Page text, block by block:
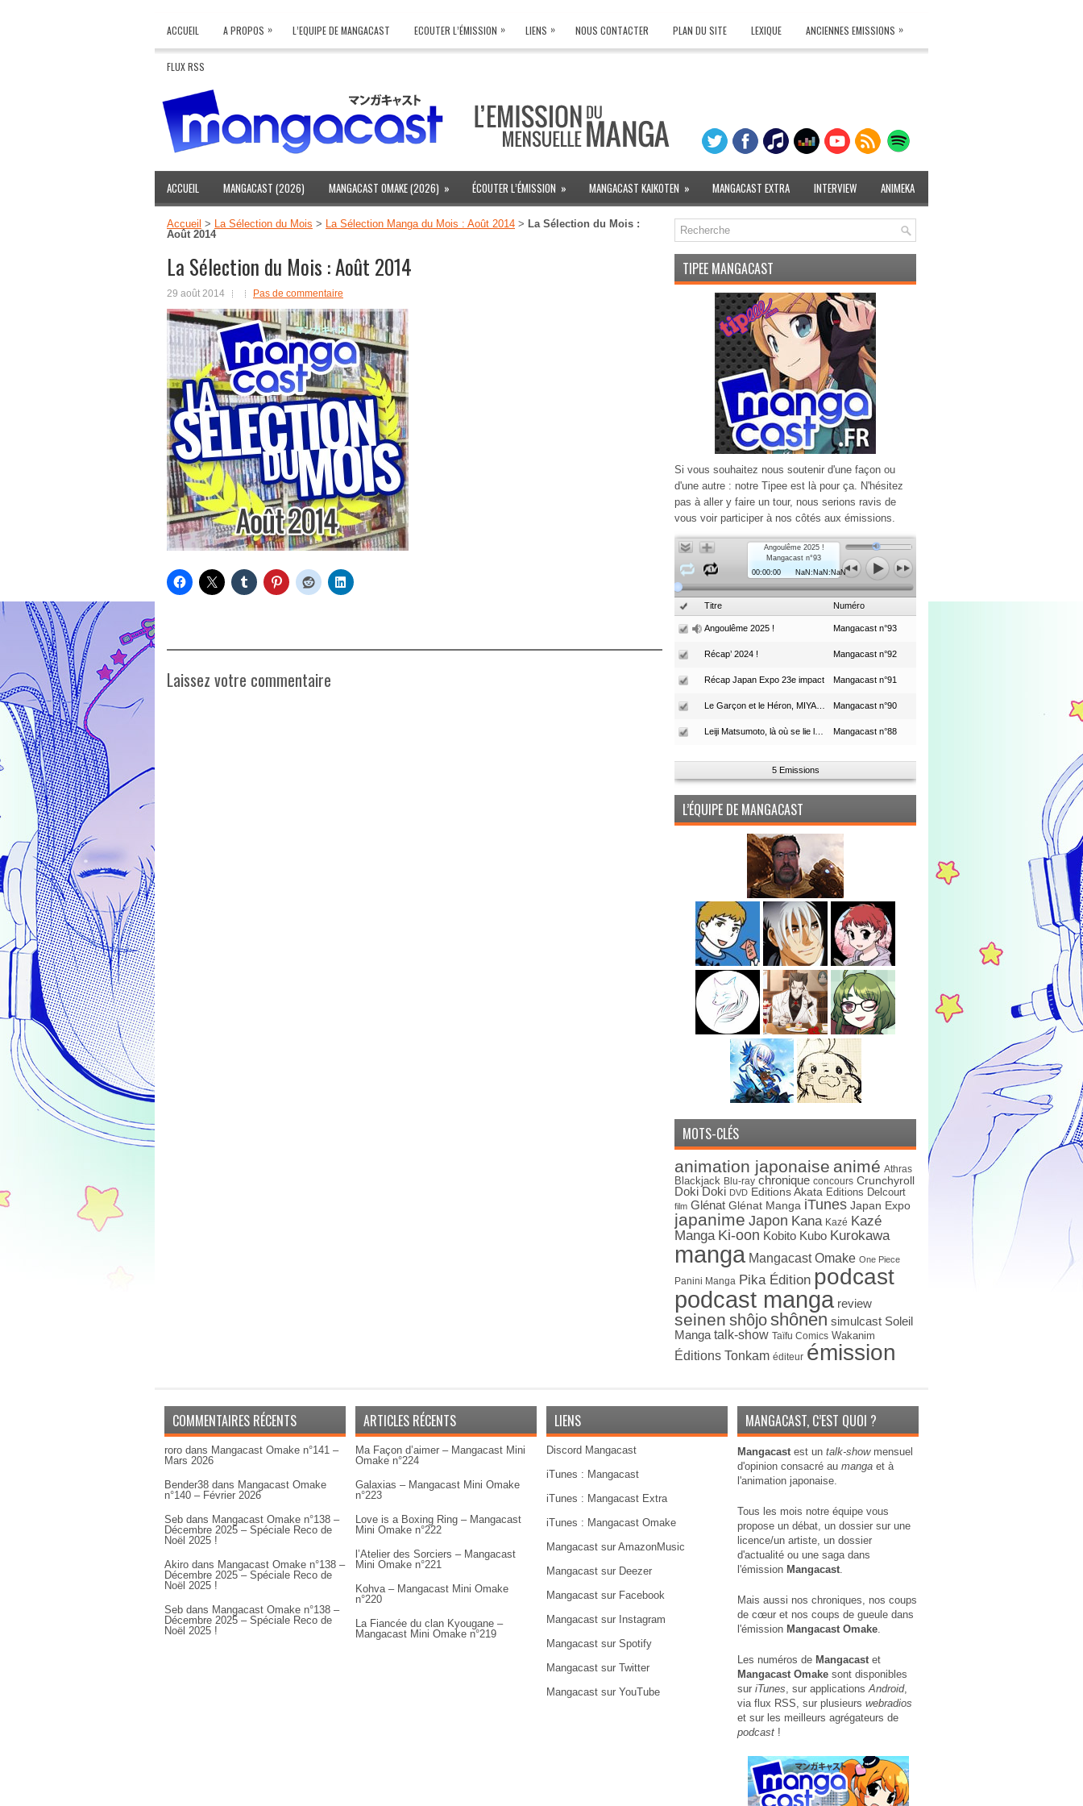
ACCUEIL A PROPOS » L’EQUIPE DE MANGACAST ECOUTER L’ÉMISSION » LIENS » NOUS CONTACTER PLAN DU SITE LEXIQUE ANCIENNES EMISSIONS »
FLUX RSS
ACCUEIL MANGACAST (2026) MANGACAST OMAKE (2026) » ÉCOUTER L’ÉMISSION » MANGACAST KAIKOTEN » MANGACAST EXTRA INTERVIEW ANIMEKA
Accueil > La Sélection du Mois > La Sélection Manga du Mois : Août 2014 > La Sélection du Mois :
Août 2014
La Sélection du Mois : Août 2014
29 août 2014 Pas de commentaire
Laissez votre commentaire
TIPEE MANGACAST
Si vous souhaitez nous soutenir d'une façon ou
d'une autre : notre Tipee est là pour ça. N'hésitez
pas à aller y faire un tour, nous serions ravis de
vous voir participer à nos côtés aux émissions.
Angoulême 2025 !
Mangacast n°93
00:00:00
NaN:NaN:NaN
Titre Numéro
Angoulême 2025 ! Mangacast n°93
Récap’ 2024 ! Mangacast n°92
Récap Japan Expo 23e impact Mangacast n°91
Mangacast n°90
Mangacast n°88
5 Emissions
L’ÉQUIPE DE MANGACAST
MOTS-CLÉS
animation japonaise animé Athras
Blackjack Blu-ray chronique concours Crunchyroll
Doki Doki DVD Editions Akata Editions Delcourt
film Glénat Glénat Manga iTunes Japan Expo
japanime Japon Kana Kazé Kazé
Manga Ki-oon Kobito Kubo Kurokawa
manga Mangacast Omake One Piece
Panini Manga Pika Édition podcast
podcast manga review
seinen shôjoshônen simulcast Soleil
Manga talk-show Taïfu Comics Wakanim
Éditions Tonkam éditeur émission
COMMENTAIRES RÉCENTS
roro dans Mangacast Omake n°141 –
Mars 2026
Bender38 dans Mangacast Omake
n°140 – Février 2026
Seb dans Mangacast Omake n°138 –
Décembre 2025 – Spéciale Reco de
Noël 2025 !
Akiro dans Mangacast Omake n°138 –
Décembre 2025 – Spéciale Reco de
Noël 2025 !
Seb dans Mangacast Omake n°138 –
Décembre 2025 – Spéciale Reco de
Noël 2025 !
ARTICLES RÉCENTS
Ma Façon d’aimer – Mangacast Mini
Omake n°224
Galaxias – Mangacast Mini Omake
n°223
Love is a Boxing Ring – Mangacast
Mini Omake n°222
l’Atelier des Sorciers – Mangacast
Mini Omake n°221
Kohva – Mangacast Mini Omake
n°220
La Fiancée du clan Kyougane –
Mangacast Mini Omake n°219
LIENS
Discord Mangacast
iTunes : Mangacast
iTunes : Mangacast Extra
iTunes : Mangacast Omake
Mangacast sur AmazonMusic
Mangacast sur Deezer
Mangacast sur Facebook
Mangacast sur Instagram
Mangacast sur Spotify
Mangacast sur Twitter
Mangacast sur YouTube
MANGACAST, C’EST QUOI ?
Mangacastest un talk-showmensuel
d'opinion consacré au manga et à
l'animation japonaise.
Tous les mois notre équipe vous
propose un débat, un dossier sur une
licence/un artiste, un dossier
d'actualité ou une saga dans
l'émission Mangacast.
Mais aussi nos chroniques, nos coups
de cœur et nos coups de gueule dans
l'émission Mangacast Omake.
Les numéros de Mangacastet
Mangacast Omake sont disponibles
sur iTunes, sur applicationsAndroid,
via flux RSS, sur plusieurs webradios
et sur les meilleurs agrégateurs de
podcast !